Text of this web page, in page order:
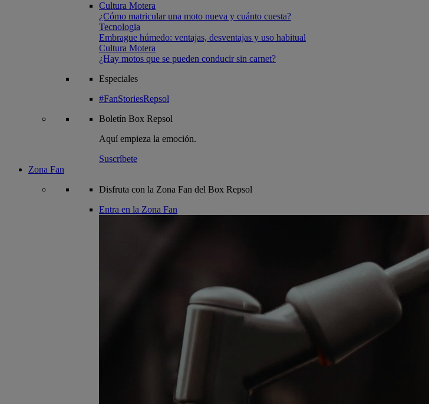
Cultura Motera
¿Cómo matricular una moto nueva y cuánto cuesta?
Tecnologia
Embrague húmedo: ventajas, desventajas y uso habitual
Cultura Motera
¿Hay motos que se pueden conducir sin carnet?
Especiales
#FanStoriesRepsol
Boletín Box Repsol
Aquí empieza la emoción.
Suscríbete
Zona Fan
Disfruta con la Zona Fan del Box Repsol
Entra en la Zona Fan